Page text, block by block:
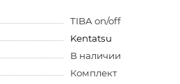
TIBA on/off
Kentatsu
В наличии
Комплект